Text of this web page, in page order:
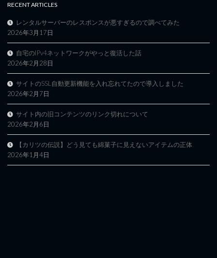
RECENT ARTICLES
レンタルサーバーのレスポンスが悪すぎるので調べてみた
2026年3月17日
自宅のIPv4ネットワークがやっと復活した話
2026年2月28日
サイトのSSL自動更新機能を入れ忘れてたので導入しました
2026年2月7日
サイト内の旧コンテンツのリンク切れについて
2026年2月6日
【カリツの伝説】どう見ても綿菓子に見えないアイテムの正体
2026年1月4日